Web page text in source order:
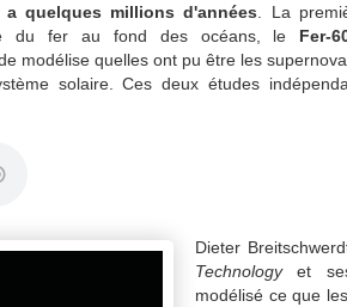
quelques millions d'années . La
du fer au fond des océans, le Fer-
modélise quelles ont pu être les
solaire. Ces deux études
Dieter
Technologyet ses
modélisé ce que